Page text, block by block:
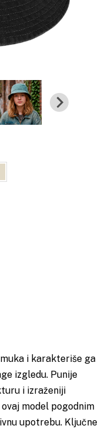
i karakteriše ga
izgledu. Punije
i izraženiji
model pogodnim
upotrebu. Ključne